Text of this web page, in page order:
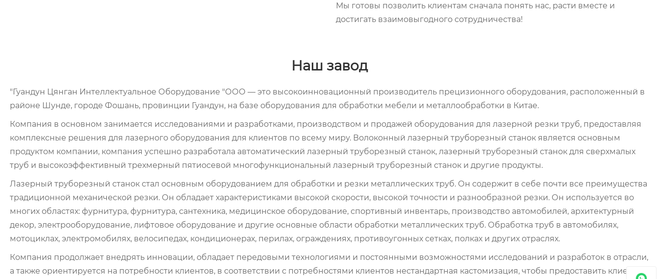
Мы готовы позволить клиентам сначала понять нас, расти вместе и
достигать взаимовыгодного сотрудничества!
Наш завод
"Гуандун Цянган Интеллектуальное Оборудование "ООО — это высокоинновационный производитель прецизионного оборудования, расположенный в
районе Шунде, городе Фошань, провинции Гуандун, на базе оборудования для обработки мебели и металлообработки в Китае.
Компания в основном занимается исследованиями и разработками, производством и продажей оборудования для лазерной резки труб, предоставляя
комплексные решения для лазерного оборудования для клиентов по всему миру. Волоконный лазерный труборезный станок является основным
продуктом компании, компания успешно разработала автоматический лазерный труборезный станок, лазерный труборезный станок для сверхмалых
труб и высокоэффективный трехмерный пятиосевой многофункциональный лазерный труборезный станок и другие продукты.
Лазерный труборезный станок стал основным оборудованием для обработки и резки металлических труб. Он содержит в себе почти все преимущества
традиционной механической резки. Он обладает характеристиками высокой скорости, высокой точности и разнообразной резки. Он используется во
многих областях: фурнитура, фурнитура, сантехника, медицинское оборудование, спортивный инвентарь, производство автомобилей, архитектурный
декор, электрооборудование, лифтовое оборудование и другие основные области обработки металлических труб. Обработка труб в автомобилях,
мотоциклах, электромобилях, велосипедах, кондиционерах, перилах, ограждениях, противоугонных сетках, полках и других отраслях.
Компания продолжает внедрять инновации, обладает передовыми технологиями и постоянными возможностями исследований и разработок в отрасли,
а также ориентируется на потребности клиентов, в соответствии с потребностями клиентов нестандартная кастомизация, чтобы предоставить клиентам